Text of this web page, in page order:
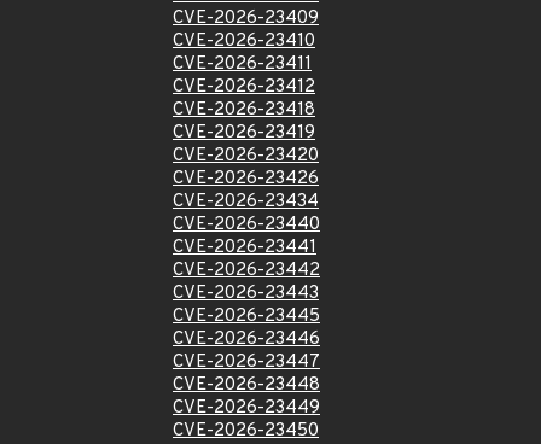
CVE-2026-23409
CVE-2026-23410
CVE-2026-23411
CVE-2026-23412
CVE-2026-23418
CVE-2026-23419
CVE-2026-23420
CVE-2026-23426
CVE-2026-23434
CVE-2026-23440
CVE-2026-23441
CVE-2026-23442
CVE-2026-23443
CVE-2026-23445
CVE-2026-23446
CVE-2026-23447
CVE-2026-23448
CVE-2026-23449
CVE-2026-23450